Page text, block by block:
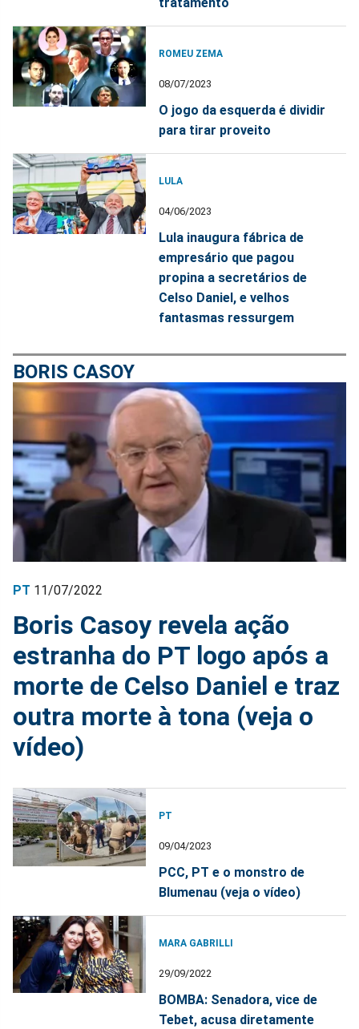
ROMEU ZEMA
08/07/2023
O jogo da esquerda é dividir
para tirar proveito
LULA
04/06/2023
Lula inaugura fábrica de
empresário que pagou
propina a secretários de
Celso Daniel, e velhos
fantasmas ressurgem
BORIS CASOY
PT 11/07/2022
Boris Casoy revela ação
estranha do PT logo após a
morte de Celso Daniel e traz
outra morte à tona (veja o
vídeo)
PT
09/04/2023
PCC, PT e o monstro de
Blumenau (veja o vídeo)
MARA GABRILLI
29/09/2022
BOMBA: Senadora, vice de
Tebet, acusa diretamente